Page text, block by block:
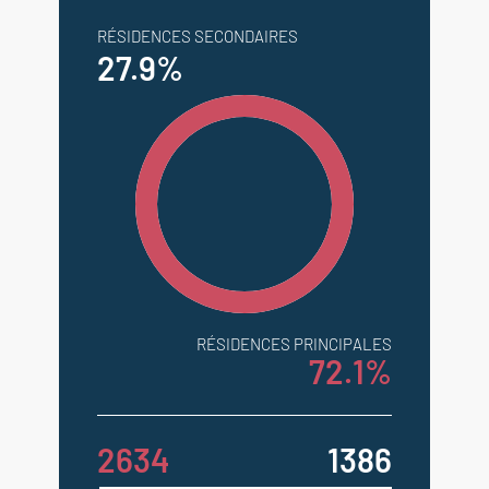
RÉSIDENCES SECONDAIRES
27.9%
RÉSIDENCES PRINCIPALES
72.1%
2634 1386